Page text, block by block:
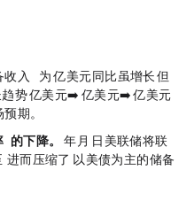
Reserve Income）为 6.94 亿美元，同比虽增长 20%，但
亿美元 ➡️ 6.58 亿美元 ➡️ 7.4 亿美元
预期。
）的下降。
2025 年 12 月 10 日，美联储将联
，进而压缩了 Circle 以美债为主的储备